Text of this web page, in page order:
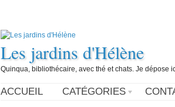
Les jardins d'Hélène
Quinqua, bibliothécaire, avec thé et chats. Je dépose
ACCUEIL CATÉGORIES